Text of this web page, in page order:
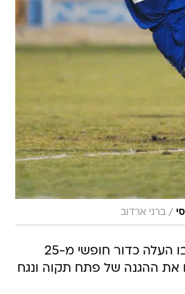
/ ברני ארדוב
דקה 16: גול! דוד רביבו העלה כדור חופשי מ-25
את ההגנה של פתח תקוה ונגח